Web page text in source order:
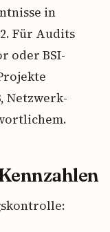
in
Für Audits
oder BSI-
Netzwerk-